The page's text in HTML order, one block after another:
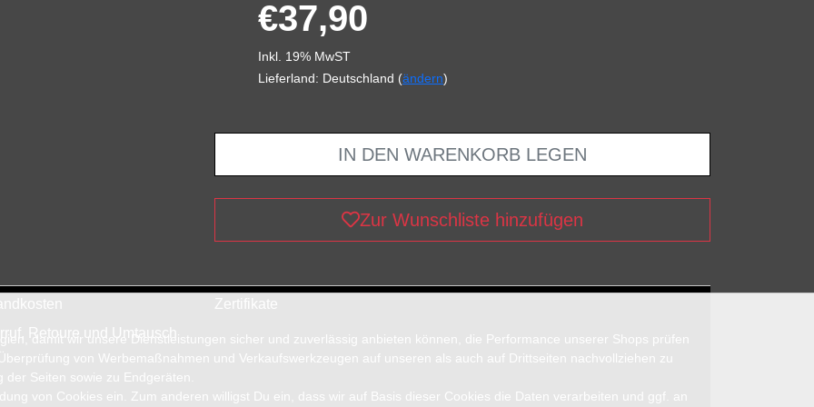
€37,90
Inkl. 19% MwST
Lieferland: Deutschland (ändern)
IN DEN WARENKORB LEGEN
Zur Wunschliste hinzufügen
Retoure und Umtausch
Zertifikate
damit wir unsere Dienstleistungen sicher und zuverlässig anbieten können, die Performance unserer Shops prüfen
von Werbemaßnahmen und Verkaufswerkzeugen auf unseren als auch auf Drittseiten nachvollziehen zu
Seiten sowie zu Endgeräten.
von Cookies ein. Zum anderen willigst Du ein, dass wir auf Basis dieser Cookies die Daten verarbeiten und ggf. an